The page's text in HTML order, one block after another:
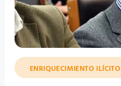
ENRIQUECIMIENTO ILÍCITO